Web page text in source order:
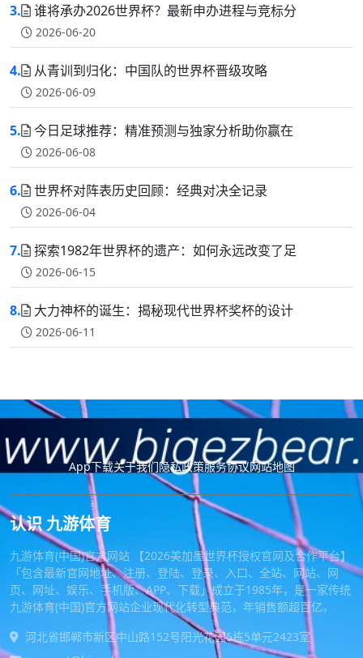
3. 谁将承办2026世界杯？最新申办进程与竞标分
2026-06-20
4. 从青训到归化：中国队的世界杯晋级攻略
2026-06-09
5. 今日足球推荐：精准预测与独家分析助你赢在
2026-06-08
6. 世界杯对阵表历史回顾：经典对决全记录
2026-06-04
7. 探索1982年世界杯的遗产：如何永远改变了足
2026-06-15
8. 大力神杯的诞生：揭秘现代世界杯奖杯的设计
2026-06-11
App下载关于我们隐私政策服务协议网站地图
认识 九游体育
九游体育(中国)官方网站 【2026美加墨世界杯授权官网及合作平台】
「包含最新官网地址、注册、登陆、登录、入口、全站、网站、网
页、网址、娱乐、手机版、APP、下载」成立于1985年，是一家传统
九游体育(中国)官方网站企业现代化转型典范，年销售额超百亿。
河北省邯郸市新区中山路152号阳光花园5栋5单元2423室